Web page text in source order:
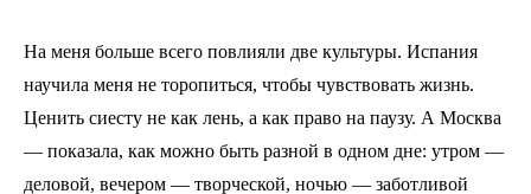
На меня больше всего повлияли две культуры. Испания
научила меня не торопиться, чтобы чувствовать жизнь.
Ценить сиесту не как лень, а как право на паузу. А Москва
— показала, как можно быть разной в одном дне: утром —
деловой, вечером — творческой, ночью — заботливой